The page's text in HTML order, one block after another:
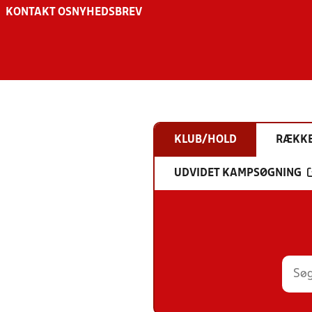
KONTAKT OS NYHEDSBREV
KLUB/HOLD
UDVIDET KAMPSØGNING